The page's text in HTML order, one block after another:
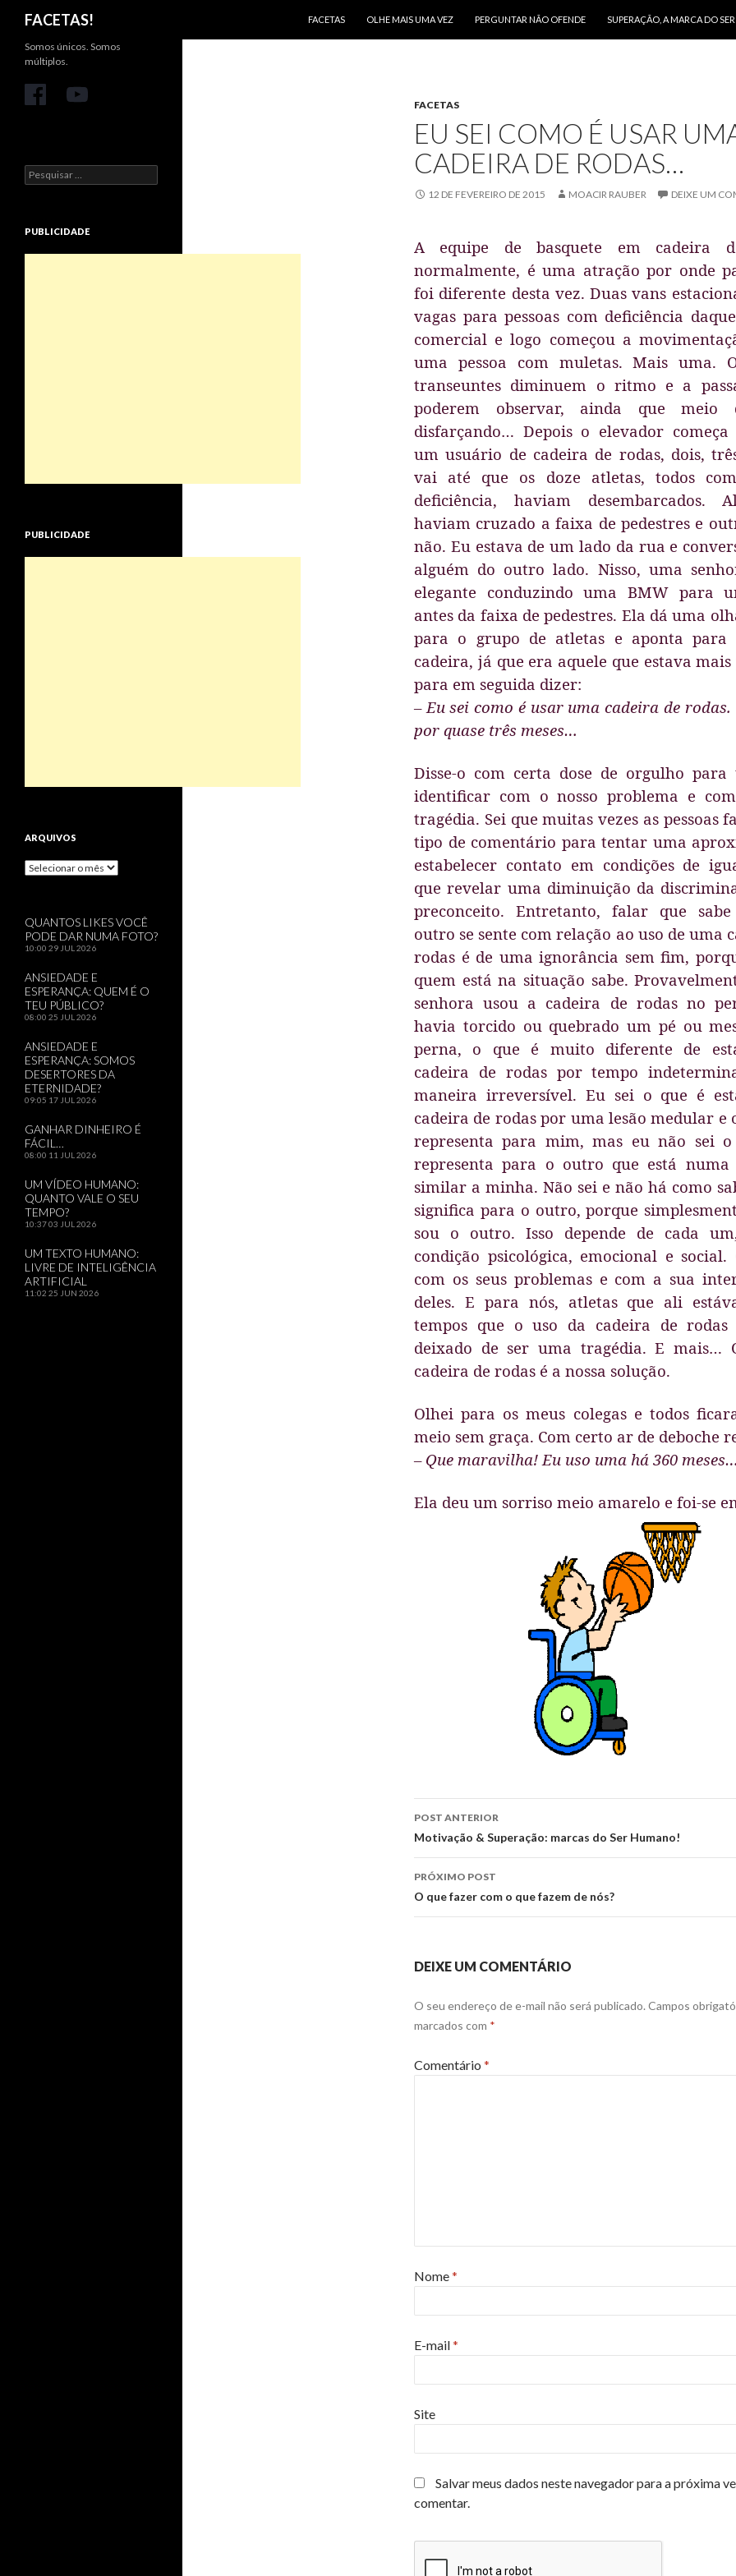
FACETAS!
FACETAS
OLHE MAIS UMA VEZ PERGUNTAR NÃO OFENDE SUPERAÇÃO, A MARCA DO
FACETAS
EU SEI COMO É USAR
CADEIRA DE RODAS…
12 DE FEVEREIRO DE 2015 MOACIR RAUBER DEIXE UM
A equipe de basquete em cadeira
normalmente, é uma atração por onde
foi diferente desta vez. Duas vans
vagas para pessoas com deficiência
comercial e logo começou a
uma pessoa com muletas. Mais uma.
transeuntes diminuem o ritmo e a
poderem observar, ainda que meio
disfarçando… Depois o elevador
um usuário de cadeira de rodas, dois,
vai até que os doze atletas, todos
deficiência, haviam desembarcados.
haviam cruzado a faixa de pedestres e
não. Eu estava de um lado da rua e
alguém do outro lado. Nisso, uma
elegante conduzindo uma BMW para
antes da faixa de pedestres. Ela dá uma
para o grupo de atletas e aponta para
cadeira, já que era aquele que estava
para em seguida dizer:
– Eu sei como é usar uma cadeira de rodas.
por quase três meses…
Disse-o com certa dose de orgulho para
identificar com o nosso problema e
tragédia. Sei que muitas vezes as pessoas
tipo de comentário para tentar uma
estabelecer contato em condições de
que revelar uma diminuição da
preconceito. Entretanto, falar que
outro se sente com relação ao uso de uma
rodas é de uma ignorância sem fim,
quem está na situação sabe.
senhora usou a cadeira de rodas no
havia torcido ou quebrado um pé ou
perna, o que é muito diferente de
cadeira de rodas por tempo
maneira irreversível. Eu sei o que é
cadeira de rodas por uma lesão medular e
representa para mim, mas eu não sei o
representa para o outro que está numa
similar a minha. Não sei e não há como
significa para o outro, porque
sou o outro. Isso depende de cada
condição psicológica, emocional e social.
com os seus problemas e com a sua
deles. E para nós, atletas que ali
tempos que o uso da cadeira de
deixado de ser uma tragédia. E mais…
cadeira de rodas é a nossa solução.
Olhei para os meus colegas e todos
meio sem graça. Com certo ar de deboche
– Que maravilha! Eu uso uma há 360 meses…
Ela deu um sorriso meio amarelo e foi-se
Navegação
de
posts
POST ANTERIOR
Motivação & Superação: marcas do Ser Humano!
PRÓXIMO POST
O que fazer com o que fazem de nós?
DEIXE UM COMENTÁRIO
O seu endereço de e-mail não será publicado. Campos
marcados com *
Comentário *
Nome*
E-mail*
Site
Salvar meus dados neste navegador para a próxima
comentar.
Somos únicos. Somos
múltiplos.
Pesquisar
por:
PUBLICIDADE
PUBLICIDADE
ARQUIVOS
Arquivos
QUANTOS LIKES VOCÊ
PODE DAR NUMA FOTO?
10:00 29 JUL 2026
ANSIEDADE E
ESPERANÇA: QUEM É O
TEU PÚBLICO?
08:00 25 JUL 2026
ANSIEDADE E
ESPERANÇA: SOMOS
DESERTORES DA
ETERNIDADE?
09:05 17 JUL 2026
GANHAR DINHEIRO É
FÁCIL…
08:00 11 JUL 2026
UM VÍDEO HUMANO:
QUANTO VALE O SEU
TEMPO?
10:3703 JUL 2026
UM TEXTO HUMANO:
LIVRE DE INTELIGÊNCIA
ARTIFICIAL
11:02 25 JUN 2026